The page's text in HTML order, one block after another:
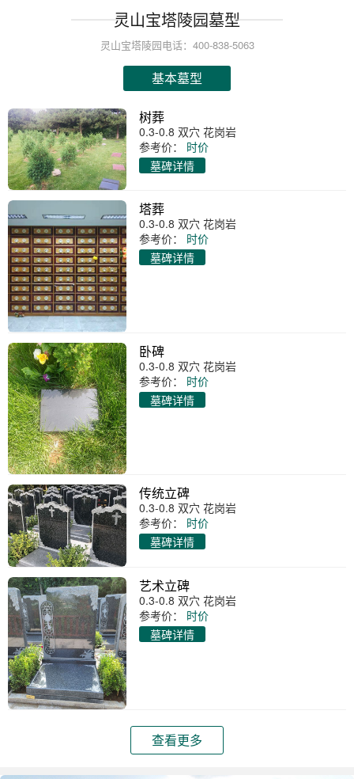
灵山宝塔陵园墓型
灵山宝塔陵园电话：400-838-5063
基本墓型
树葬
0.3-0.8 双穴 花岗岩
参考价：
时价
墓碑详情
塔葬
0.3-0.8 双穴 花岗岩
参考价：
时价
墓碑详情
卧碑
0.3-0.8 双穴 花岗岩
参考价：
时价
墓碑详情
传统立碑
0.3-0.8 双穴 花岗岩
参考价：
时价
墓碑详情
艺术立碑
0.3-0.8 双穴 花岗岩
参考价：
时价
墓碑详情
查看更多